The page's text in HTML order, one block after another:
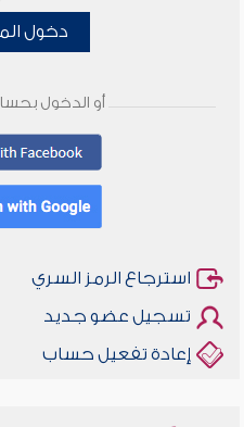
دخول
أو الدخول
استرجاع الرمز السري
تسجيل عضو جديد
إعادة تفعيل حساب